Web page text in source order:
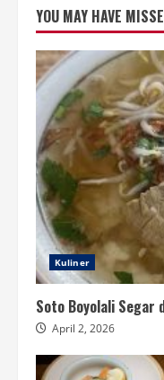
YOU MAY HAVE
Kuliner
Soto Boyolali Segar
April 2, 2026